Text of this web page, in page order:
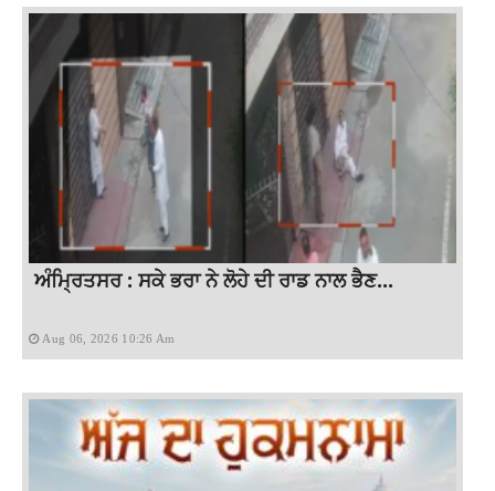
ਅੰਮ੍ਰਿਤਸਰ : ਸਕੇ ਭਰਾ ਨੇ ਲੋਹੇ ਦੀ ਰਾਡ ਨਾਲ ਭੈਣ...
Aug 06, 2026 10:26 Am